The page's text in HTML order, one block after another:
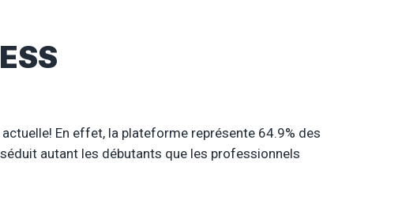
actuelle! En effet, la plateforme représente 64.9% des
autant les débutants que les professionnels